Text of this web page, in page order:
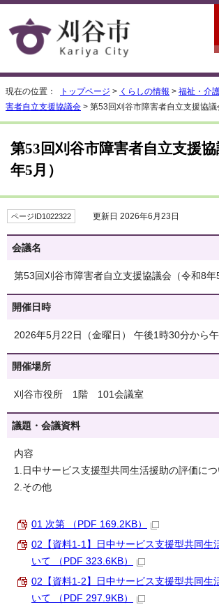
現在の位置： トップページ > くらしの情報 > 福祉・介
害者自立支援協議会 > 第53回刈谷市障害者自立支援協議
第53回刈谷市障害者自立支援
年5月）
ページID1022322 更新日 2026年6月23日
会議名
第53回刈谷市障害者自立支援協議会（令和8年5
開催日時
2026年5月22日（金曜日） 午後1時30分から
開催場所
刈谷市役所 1階 101会議室
議題・会議資料
内容
1.日中サービス支援型共同生活援助の評価につ
2.その他
01 次第 （PDF 169.2KB）
02【資料1-1】日中サービス支援型共同生
いて （PDF 323.6KB）
02【資料1-2】日中サービス支援型共同生
いて （PDF 297.9KB）